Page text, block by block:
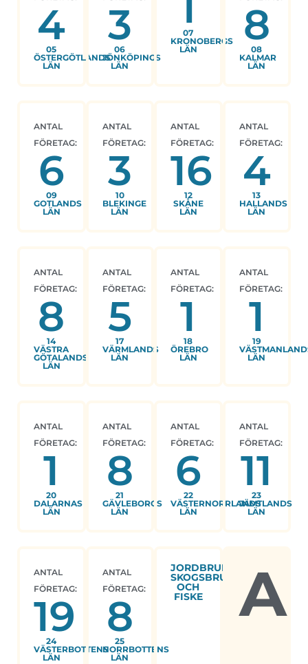
4
05
ÖSTERGÖTLANDS
LÄN
3
06
JÖNKÖPINGS
LÄN
07
KRONOBERGS
LÄN
8
08
KALMAR
LÄN
ANTAL
FÖRETAG:
6
09
GOTLANDS
LÄN
ANTAL
FÖRETAG:
3
10
BLEKINGE
LÄN
ANTAL
FÖRETAG:
16
12
SKÅNE
LÄN
ANTAL
FÖRETAG:
4
13
HALLANDS
LÄN
ANTAL
FÖRETAG:
8
14
VÄSTRA
GÖTALANDS
LÄN
ANTAL
FÖRETAG:
5
17
VÄRMLANDS
LÄN
ANTAL
FÖRETAG:
1
18
ÖREBRO
LÄN
ANTAL
FÖRETAG:
1
19
LÄN
ANTAL
FÖRETAG:
1
20
DALARNAS
LÄN
ANTAL
FÖRETAG:
8
21
GÄVLEBORGS
LÄN
ANTAL
FÖRETAG:
6
22
VÄSTERNORRLANDS
LÄN
ANTAL
FÖRETAG:
11
23
JÄMTLANDS
LÄN
ANTAL
FÖRETAG:
19
24
VÄSTERBOTTENS
LÄN
ANTAL
FÖRETAG:
8
25
NORRBOTTENS
LÄN
JORDBRUK,
SKOGSBRUK
OCH
FISKE A